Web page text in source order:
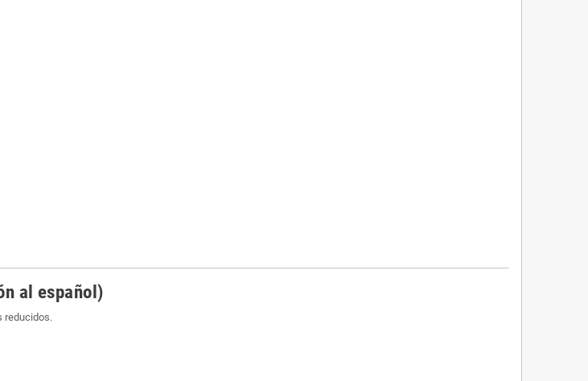
al español)
reducidos.